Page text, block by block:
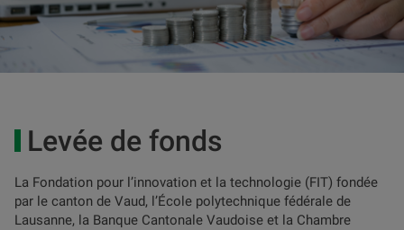
Levée de fonds
La Fondation pour l’innovation et la technologie (FIT) fondée
par le canton de Vaud, l’École polytechnique fédérale de
Lausanne, la Banque Cantonale Vaudoise et la Chambre